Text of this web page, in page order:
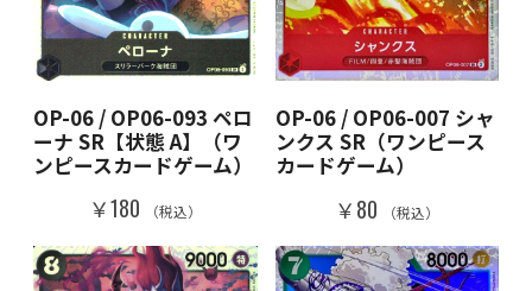
OP-06 / OP06-093 ペロ
ーナ SR【状態 A】（ワ
ンピースカードゲーム）
￥180 （税込）
OP-06 / OP06-007 シャ
ンクス SR（ワンピース
カードゲーム）
￥80 （税込）